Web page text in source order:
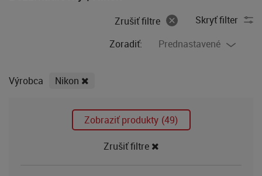
Zrušiť filtre
Skryť filter
Zoradiť:
Prednastavené
Zobraziť produkty (49)
Zrušiť filtre
Výrobca Nikon